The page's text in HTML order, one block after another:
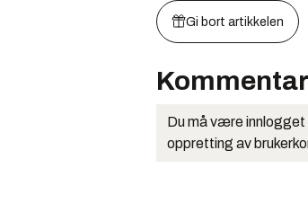
Gi bort artikkelen
Du må være
oppretting av